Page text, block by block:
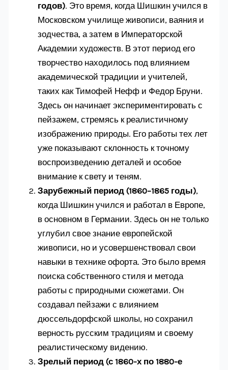
годов). Это время, когда Шишкин учился в
Московском училище живописи, ваяния и
зодчества, а затем в Императорской
Академии художеств. В этот период его
творчество находилось под влиянием
академической традиции и учителей,
таких как Тимофей Нефф и Федор Бруни.
Здесь он начинает экспериментировать с
пейзажем, стремясь к реалистичному
изображению природы. Его работы тех лет
уже показывают склонность к точному
воспроизведению деталей и особое
внимание к свету и теням.
Зарубежный период (1860–1865 годы),
когда Шишкин учился и работал в Европе,
в основном в Германии. Здесь он не только
углубил свое знание европейской
живописи, но и усовершенствовал свои
навыки в технике офорта. Это было время
поиска собственного стиля и метода
работы с природными сюжетами. Он
создавал пейзажи с влиянием
дюссельдорфской школы, но сохранил
верность русским традициям и своему
реалистическому видению.
Зрелый период (с 1860-х по 1880-е